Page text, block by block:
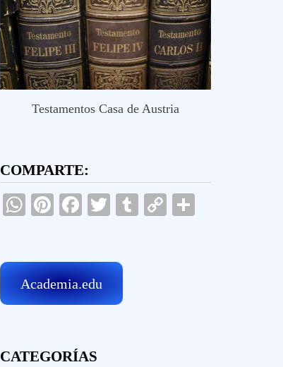
Testamentos Casa de Austria
COMPARTE:
WhatsApp
Pinterest
Facebook
TwitterTumblr
Copy
Academia.edu
CATEGORÍAS